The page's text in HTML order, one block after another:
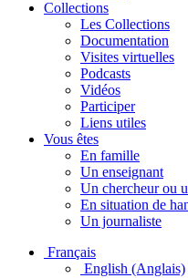
Collections
Les Collections
Documentation
Visites virtuelles
Podcasts
Vidéos
Participer
Liens utiles
Vous êtes
En famille
Un enseignant
Un chercheur ou
En situation de
Un journaliste
Français
English (Anglais)